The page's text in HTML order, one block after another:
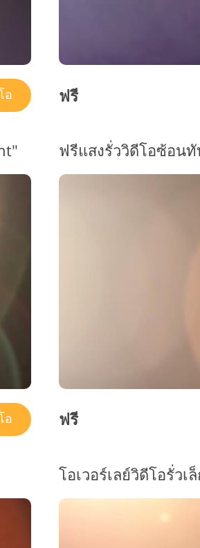
อ ฟรี
อ
ฟรีแสงรั่ววิดีโอซ้อน
ฟรี
โอเวอร์เลย์วิดีโอรั่ว